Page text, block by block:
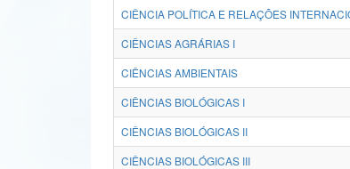
CIÊNCIA POLÍTICA E RELAÇÕES
CIÊNCIAS AGRÁRIAS I
CIÊNCIAS AMBIENTAIS
CIÊNCIAS BIOLÓGICAS I
CIÊNCIAS BIOLÓGICAS II
CIÊNCIAS BIOLÓGICAS III